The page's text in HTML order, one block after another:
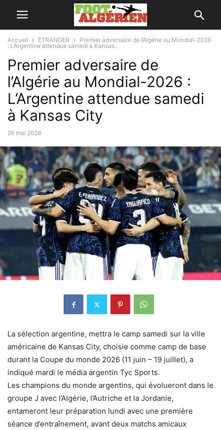
Accueil ÉTRANGER
Premier adversaire de l’Algérie au Mondial-2026
: L’Argentine attendue samedi à Kansas...
Premier adversaire de
l’Algérie au Mondial-2026 :
L’Argentine attendue samedi
à Kansas City
26 mai 2026
La sélection argentine, mettra le camp samedi sur la ville
américaine de Kansas City, choisie comme camp de base
durant la Coupe du monde 2026 (11 juin – 19 juillet), a
indiqué mardi le média argentin Tyc Sports.
Les champions du monde argentins, qui évolueront dans le
groupe J avec l’Algérie, l’Autriche et la Jordanie,
entameront leur préparation lundi avec une première
séance d’entraînement, avant deux matchs amicaux